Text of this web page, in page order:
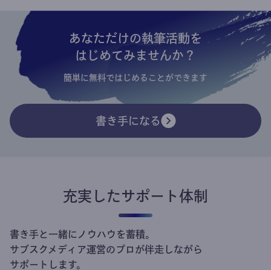
あなただけの執筆活動を
はじめてみませんか？
簡単に無料ではじめることができます
書き手になる
充実したサポート体制
書き手と一緒にノウハウを蓄積。
サブスクメディア運営のプロが伴走しながら
サポートします。